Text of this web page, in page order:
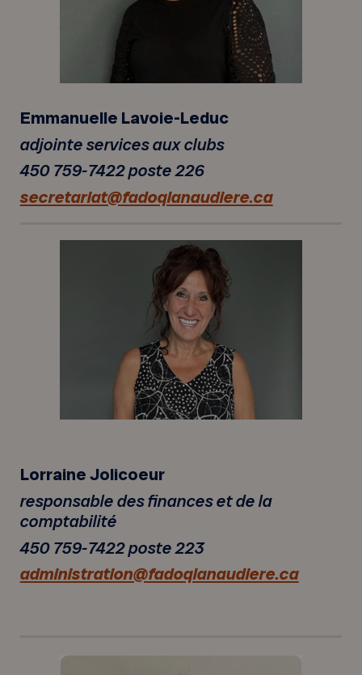
Emmanuelle Lavoie-Leduc
adjointe services aux clubs
450 759-7422 poste 226
secretariat@fadoqlanaudiere.ca
Lorraine Jolicoeur
responsable des finances et de la
comptabilité
450 759-7422 poste 223
administration@fadoqlanaudiere.ca